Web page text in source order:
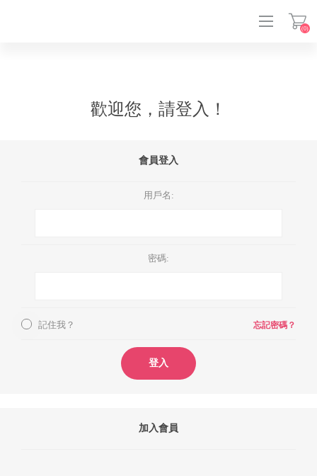
(0)
歡迎您，請登入！
會員登入
用戶名:
密碼:
記住我？ 忘記密碼？
登入
加入會員